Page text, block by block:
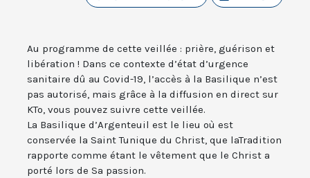
Au programme de cette veillée : prière, guérison et
libération ! Dans ce contexte d’état d’urgence
sanitaire dû au Covid-19, l’accès à la Basilique n’est
pas autorisé, mais grâce à la diffusion en direct sur
KTo, vous pouvez suivre cette veillée.
La Basilique d’Argenteuil est le lieu où est
conservée la Saint Tunique du Christ, que laTradition
rapporte comme étant le vêtement que le Christ a
porté lors de Sa passion.